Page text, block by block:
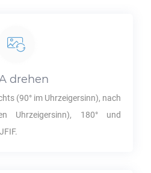
drehen
(90° im Uhrzeigersinn), nach
Uhrzeigersinn), 180° und
JFIF.